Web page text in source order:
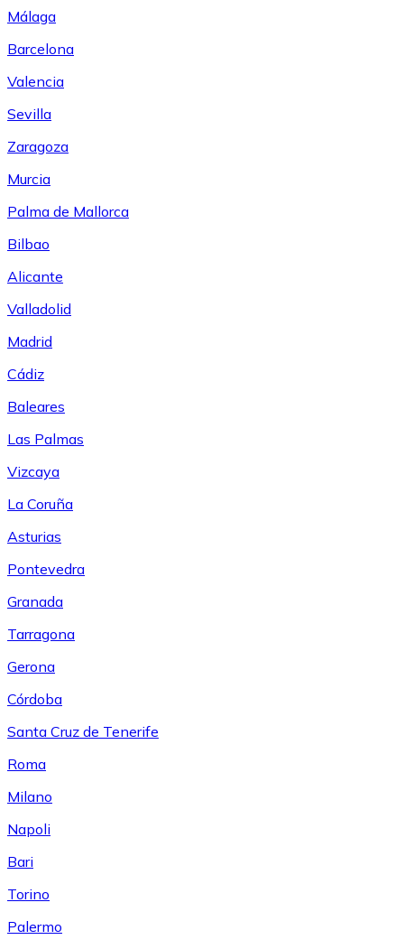
Málaga
Barcelona
Valencia
Sevilla
Zaragoza
Murcia
Palma de Mallorca
Bilbao
Alicante
Valladolid
Madrid
Cádiz
Baleares
Las Palmas
Vizcaya
La Coruña
Asturias
Pontevedra
Granada
Tarragona
Gerona
Córdoba
Santa Cruz de Tenerife
Roma
Milano
Napoli
Bari
Torino
Palermo